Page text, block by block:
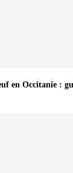
en Occitanie :